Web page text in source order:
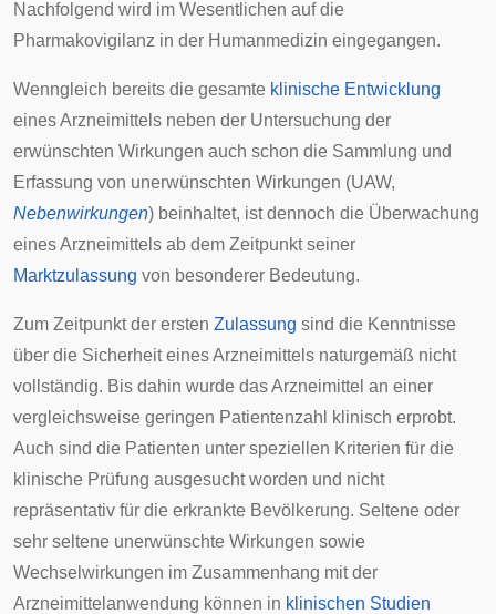
Nachfolgend wird im Wesentlichen auf die
Pharmakovigilanz in der Humanmedizin eingegangen.
Wenngleich bereits die gesamte klinische Entwicklung
eines Arzneimittels neben der Untersuchung der
erwünschten Wirkungen auch schon die Sammlung und
Erfassung von unerwünschten Wirkungen (UAW,
Nebenwirkungen) beinhaltet, ist dennoch die Überwachung
eines Arzneimittels ab dem Zeitpunkt seiner
Marktzulassung von besonderer Bedeutung.
Zum Zeitpunkt der ersten Zulassung sind die Kenntnisse
über die Sicherheit eines Arzneimittels naturgemäß nicht
vollständig. Bis dahin wurde das Arzneimittel an einer
vergleichsweise geringen Patientenzahl klinisch erprobt.
Auch sind die Patienten unter speziellen Kriterien für die
klinische Prüfung ausgesucht worden und nicht
repräsentativ für die erkrankte Bevölkerung. Seltene oder
sehr seltene unerwünschte Wirkungen sowie
Wechselwirkungen im Zusammenhang mit der
Arzneimittelanwendung können in klinischen Studien